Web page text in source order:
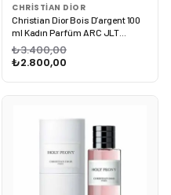
CHRISTIAN DIOR
Christian Dior Bois D’argent 100
ml Kadın Parfüm ARC JLT
Unisex
₺3.400,00
₺2.800,00